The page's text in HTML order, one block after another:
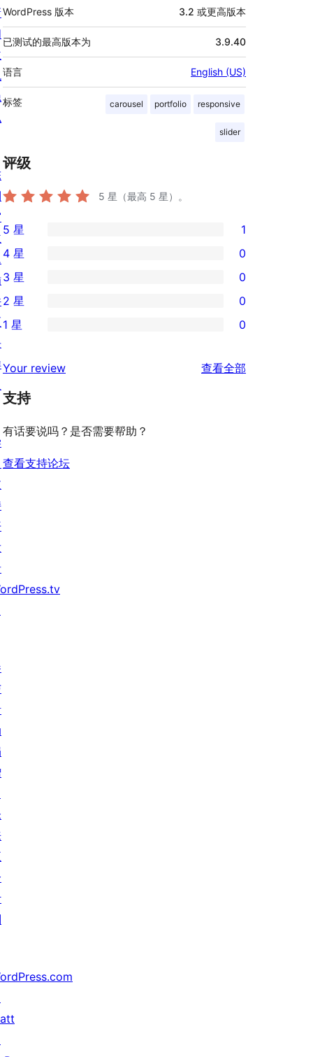
WordPress 版本 3.2 或更高版本
已测试的最高版本为 3.9.40
语言 English (US)
标签 carousel portfolio responsive
slider
评级
5 星（最高 5 星）。
1
条
5
星
评
5 星 1
条
4
星
价
4 星 0
0
条
3
评
价
3 星 0
条
星
评
2 星 0
1
星
价
1 星 0
Your review 查看全部
支持
有话要说吗？是否需要帮助？
查看支持论坛